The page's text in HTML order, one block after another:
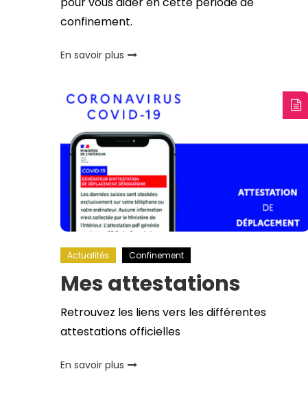
confinement.
En savoir plus
Actualités Confinement
Mes attestations
Retrouvez les liens vers les différentes
attestations officielles
En savoir plus